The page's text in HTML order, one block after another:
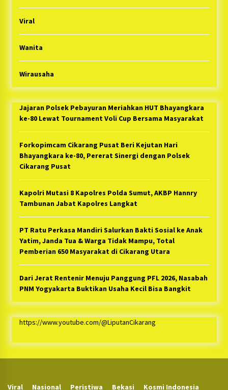
Viral
Wanita
Wirausaha
Jajaran Polsek Pebayuran Meriahkan HUT Bhayangkara
ke-80 Lewat Tournament Voli Cup Bersama Masyarakat
Forkopimcam Cikarang Pusat Beri Kejutan Hari
Bhayangkara ke-80, Pererat Sinergi dengan Polsek
Cikarang Pusat
Kapolri Mutasi 8 Kapolres Polda Sumut, AKBP Hannry
Tambunan Jabat Kapolres Langkat
PT Ratu Perkasa Mandiri Salurkan Bakti Sosial ke Anak
Yatim, Janda Tua & Warga Tidak Mampu, Total
Pemberian 650 Masyarakat di Cikarang Utara
Dari Jerat Rentenir Menuju Panggung PFL 2026, Nasabah
PNM Yogyakarta Buktikan Usaha Kecil Bisa Bangkit
https://www.youtube.com/@LiputanCikarang
Viral Nasional Peristiwa Bekasi Kosmi Indonesia